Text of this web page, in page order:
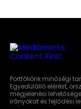
Portfóliónk minőségi
Egyedülálló elérést,
megjelenési
irányokat és fejlődési